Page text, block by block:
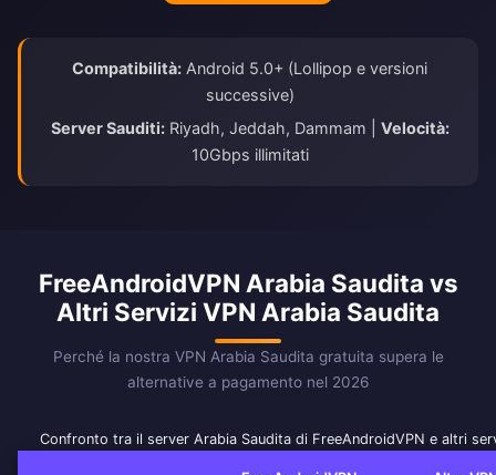
Compatibilità: Android 5.0+ (Lollipop e versioni
successive)
Server Sauditi:Riyadh, Jeddah, Dammam | Velocità:
10Gbps illimitati
FreeAndroidVPN Arabia Saudita vs
Altri Servizi VPN Arabia Saudita
Perché la nostra VPN Arabia Saudita gratuita supera le
alternative a pagamento nel 2026
Confronto tra il server Arabia Saudita di FreeAndroidVPN e altri